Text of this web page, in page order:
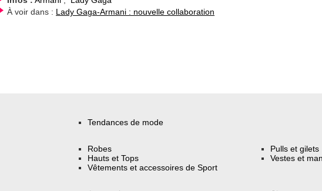
À voir dans : Lady Gaga-Armani : nouvelle collaboration
Tendances de mode
Robes
Hauts et Tops
Vêtements et accessoires de Sport
Pulls et gilets
Vestes et